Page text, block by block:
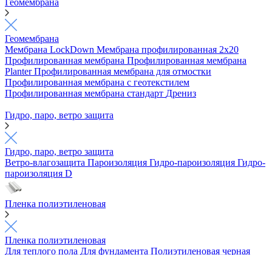
Геомембрана
Геомембрана
Мембрана LockDown Мембрана профилированная 2х20
Профилированная мембрана Профилированная мембрана
PlanterПрофилированная мембрана для отмостки
Профилированная мембрана с геотекстилем
Профилированная мембрана стандарт Дрениз
Гидро, паро, ветро защита
Гидро, паро, ветро защита
Ветро-влагозащита Пароизоляция Гидро-пароизоляция Гидро-
пароизоляция D
Пленка полиэтиленовая
Пленка полиэтиленовая
Для теплого пола Для фундамента Полиэтиленовая черная